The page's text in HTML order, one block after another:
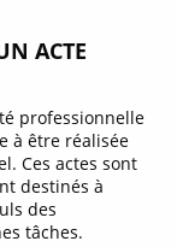
ACTE
professionnelle
à être réalisée
Ces actes sont
destinés à
des
tâches.